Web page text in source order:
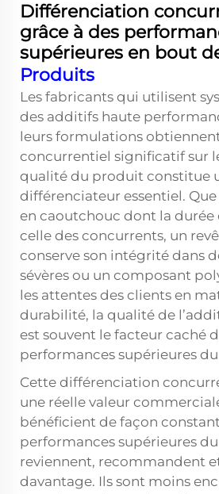
Différenciation
grâce à des
supérieures en bout
Produits
Les fabricants qui utilisent
des additifs haute
leurs formulations
concurrentiel significatif sur
qualité du produit constitue
différenciateur essentiel.
en caoutchouc dont la durée
celle des concurrents, un
conserve son intégrité dans
sévères ou un composant
les attentes des clients en
durabilité, la qualité de
est souvent le facteur caché
performances supérieures
Cette différenciation
une réelle valeur
bénéficient de façon
performances supérieures
reviennent, recommandent
davantage. Ils sont moins